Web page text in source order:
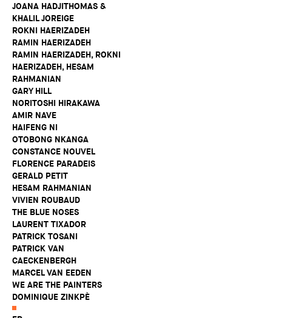
JOANA HADJITHOMAS &
KHALIL JOREIGE
ROKNI HAERIZADEH
RAMIN HAERIZADEH
RAMIN HAERIZADEH, ROKNI
HAERIZADEH, HESAM
RAHMANIAN
GARY HILL
NORITOSHI HIRAKAWA
AMIR NAVE
HAIFENG NI
OTOBONG NKANGA
CONSTANCE NOUVEL
FLORENCE PARADEIS
GERALD PETIT
HESAM RAHMANIAN
VIVIEN ROUBAUD
THE BLUE NOSES
LAURENT TIXADOR
PATRICK TOSANI
PATRICK VAN
CAECKENBERGH
MARCEL VAN EEDEN
WE ARE THE PAINTERS
DOMINIQUE ZINKPÈ